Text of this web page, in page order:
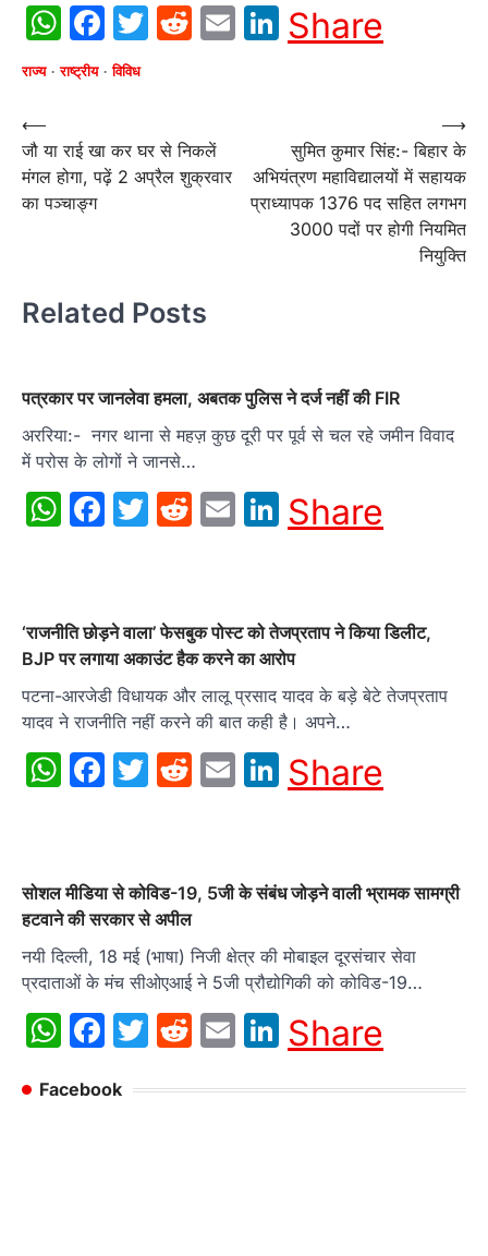
WhatsApp
Facebook
Twitter
Reddit
EmailLinkedIn
Share
राज्य राष्ट्रीय विविध
Post
navigation
⟵
जौ या राई खा कर घर से निकलें
मंगल होगा, पढ़ें 2 अप्रैल शुक्रवार
का पञ्चाङ्ग
सुमित कुमार सिंह:- बिहार के
अभियंत्रण महाविद्यालयों में सहायक
प्राध्यापक 1376 पद सहित लगभग
3000 पदों पर होगी नियमित
नियुक्ति
⟶
Related Posts
पत्रकार पर जानलेवा हमला, अबतक पुलिस ने दर्ज नहीं की FIR
अररिया:- नगर थाना से महज़ कुछ दूरी पर पूर्व से चल रहे जमीन विवाद
में परोस के लोगों ने जानसे…
WhatsApp
Facebook
Twitter
Reddit
EmailLinkedIn
Share
‘राजनीति छोड़ने वाला’ फेसबुक पोस्ट को तेजप्रताप ने किया डिलीट,
BJP पर लगाया अकाउंट हैक करने का आरोप
पटना-आरजेडी विधायक और लालू प्रसाद यादव के बड़े बेटे तेजप्रताप
यादव ने राजनीति नहीं करने की बात कही है। अपने…
WhatsApp
Facebook
Twitter
Reddit
EmailLinkedIn
Share
सोशल मीडिया से कोविड-19, 5जी के संबंध जोड़ने वाली भ्रामक सामग्री
हटवाने की सरकार से अपील
नयी दिल्ली, 18 मई (भाषा) निजी क्षेत्र की मोबाइल दूरसंचार सेवा
प्रदाताओं के मंच सीओएआई ने 5जी प्रौद्योगिकी को कोविड-19…
WhatsApp
Facebook
Twitter
Reddit
EmailLinkedIn
Share
Facebook